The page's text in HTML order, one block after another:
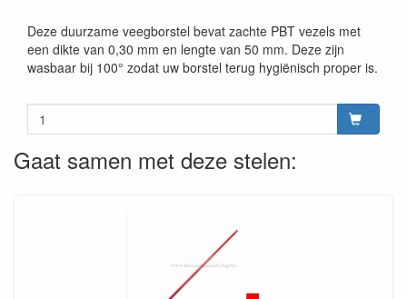
Deze duurzame veegborstel bevat zachte PBT vezels met
een dikte van 0,30 mm en lengte van 50 mm. Deze zijn
wasbaar bij 100° zodat uw borstel terug hygiënisch proper is.
Gaat samen met deze stelen: